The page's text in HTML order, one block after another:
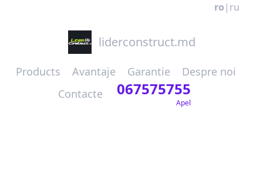
ro | ru
liderconstruct.md
Products Avantaje Garantie
Despre noi
Contacte
067575755
Apel